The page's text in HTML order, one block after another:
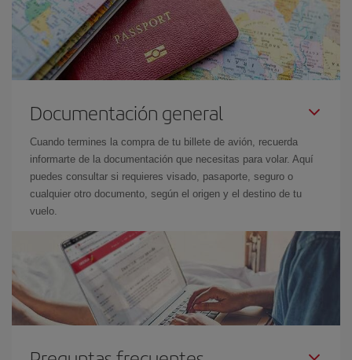
Documentación general
Cuando termines la compra de tu billete de avión, recuerda
informarte de la documentación que necesitas para volar. Aquí
puedes consultar si requieres visado, pasaporte, seguro o
cualquier otro documento, según el origen y el destino de tu
vuelo.